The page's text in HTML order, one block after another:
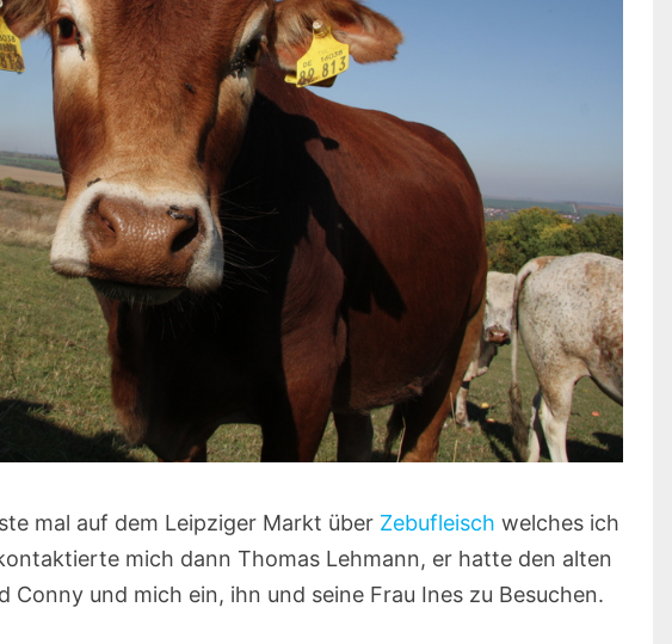
mal auf dem Leipziger Markt über Zebufleisch welches ich
mich dann Thomas Lehmann, er hatte den alten
Conny und mich ein, ihn und seine Frau Ines zu Besuchen.